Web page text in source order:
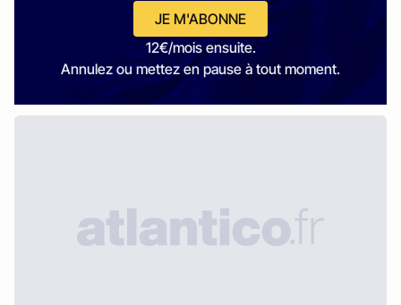
JE M'ABONNE
12€/mois ensuite.
Annulez ou mettez en pause à tout moment.